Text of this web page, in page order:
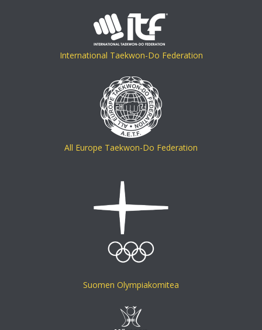
International Taekwon-Do Federation
All Europe Taekwon-Do Federation
Suomen Olympiakomitea